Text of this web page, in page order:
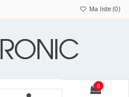
Ma liste (0)
0